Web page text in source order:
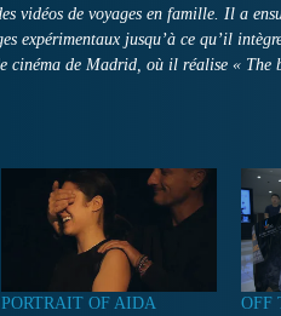
vidéos de voyages en famille. Il a
expérimentaux jusqu’à ce qu’il
cinéma de Madrid, où il réalise « The
PORTRAIT OF AIDA
OFF